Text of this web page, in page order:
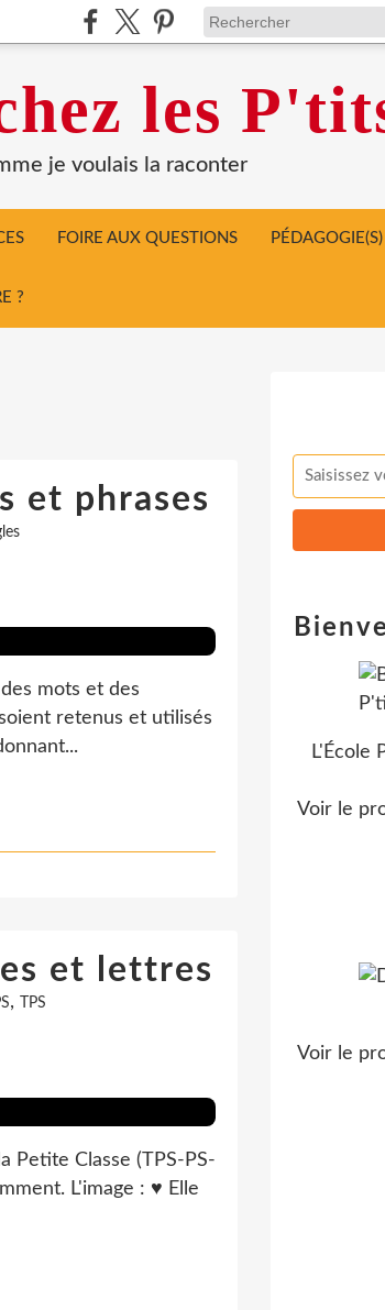
les
je voulais la raconter
FOIRE AUX QUESTIONS PÉDAGOGIE(S)
?
et phrases
mots et des
retenus et utilisés
et lettres
, TPS
Petite Classe (TPS-PS-
L'image : ♥ Elle
L'École
Voir le
Voir le